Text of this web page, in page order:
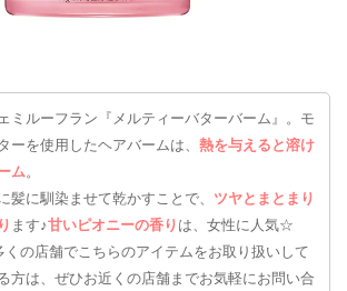
ミルーフラン『メルティーバターバーム』。モ
ーを使用したヘアバームは、 熱を与えると溶け
ム。
髪に馴染ませて乾かすことで、
ツヤとまとまり
ます♪甘いピオニーの香り は、女性に人気☆
くの店舗でこちらのアイテムをお取り扱いして
方は、ぜひお近くの店舗までお気軽にお問い合